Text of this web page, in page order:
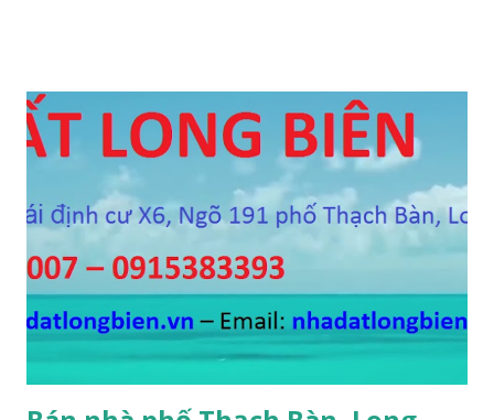
564 Nguyễn Văn Cừ, Gia Thụy, ô tô cách 15m, DT 112m2, MT
11m, chia 3 suất, hướng Đông Nam, SĐCC, giá bán: 5,7 tỷ, có
thương lượng 4. CẦN BÁN GẤP đất mặt hồ Cự Khối, gần cầu
Thanh Trì, mặt hồ rộng 2ha, đường 6m, DT 110m2, MT 6m,
hướng Tây Nam, SĐCC, giá bán: 5.5 tỷ, có thương lượng; 5.
CẦN BÁN GẤP đất đấu giá A1A2A3 Cự Khối, gần cầu Thanh
Trì, đường 8.5m, DT 66m2, MT 5.5m, hướng Đông Bắc, SĐCC,
giá bán: 4.2 tỷ, có thương lượng; 6. CẦN BÁN GẤP đất Ngõ 38
phố Tư Đình, gần đường Cổ Linh, ngõ 3m, DT...